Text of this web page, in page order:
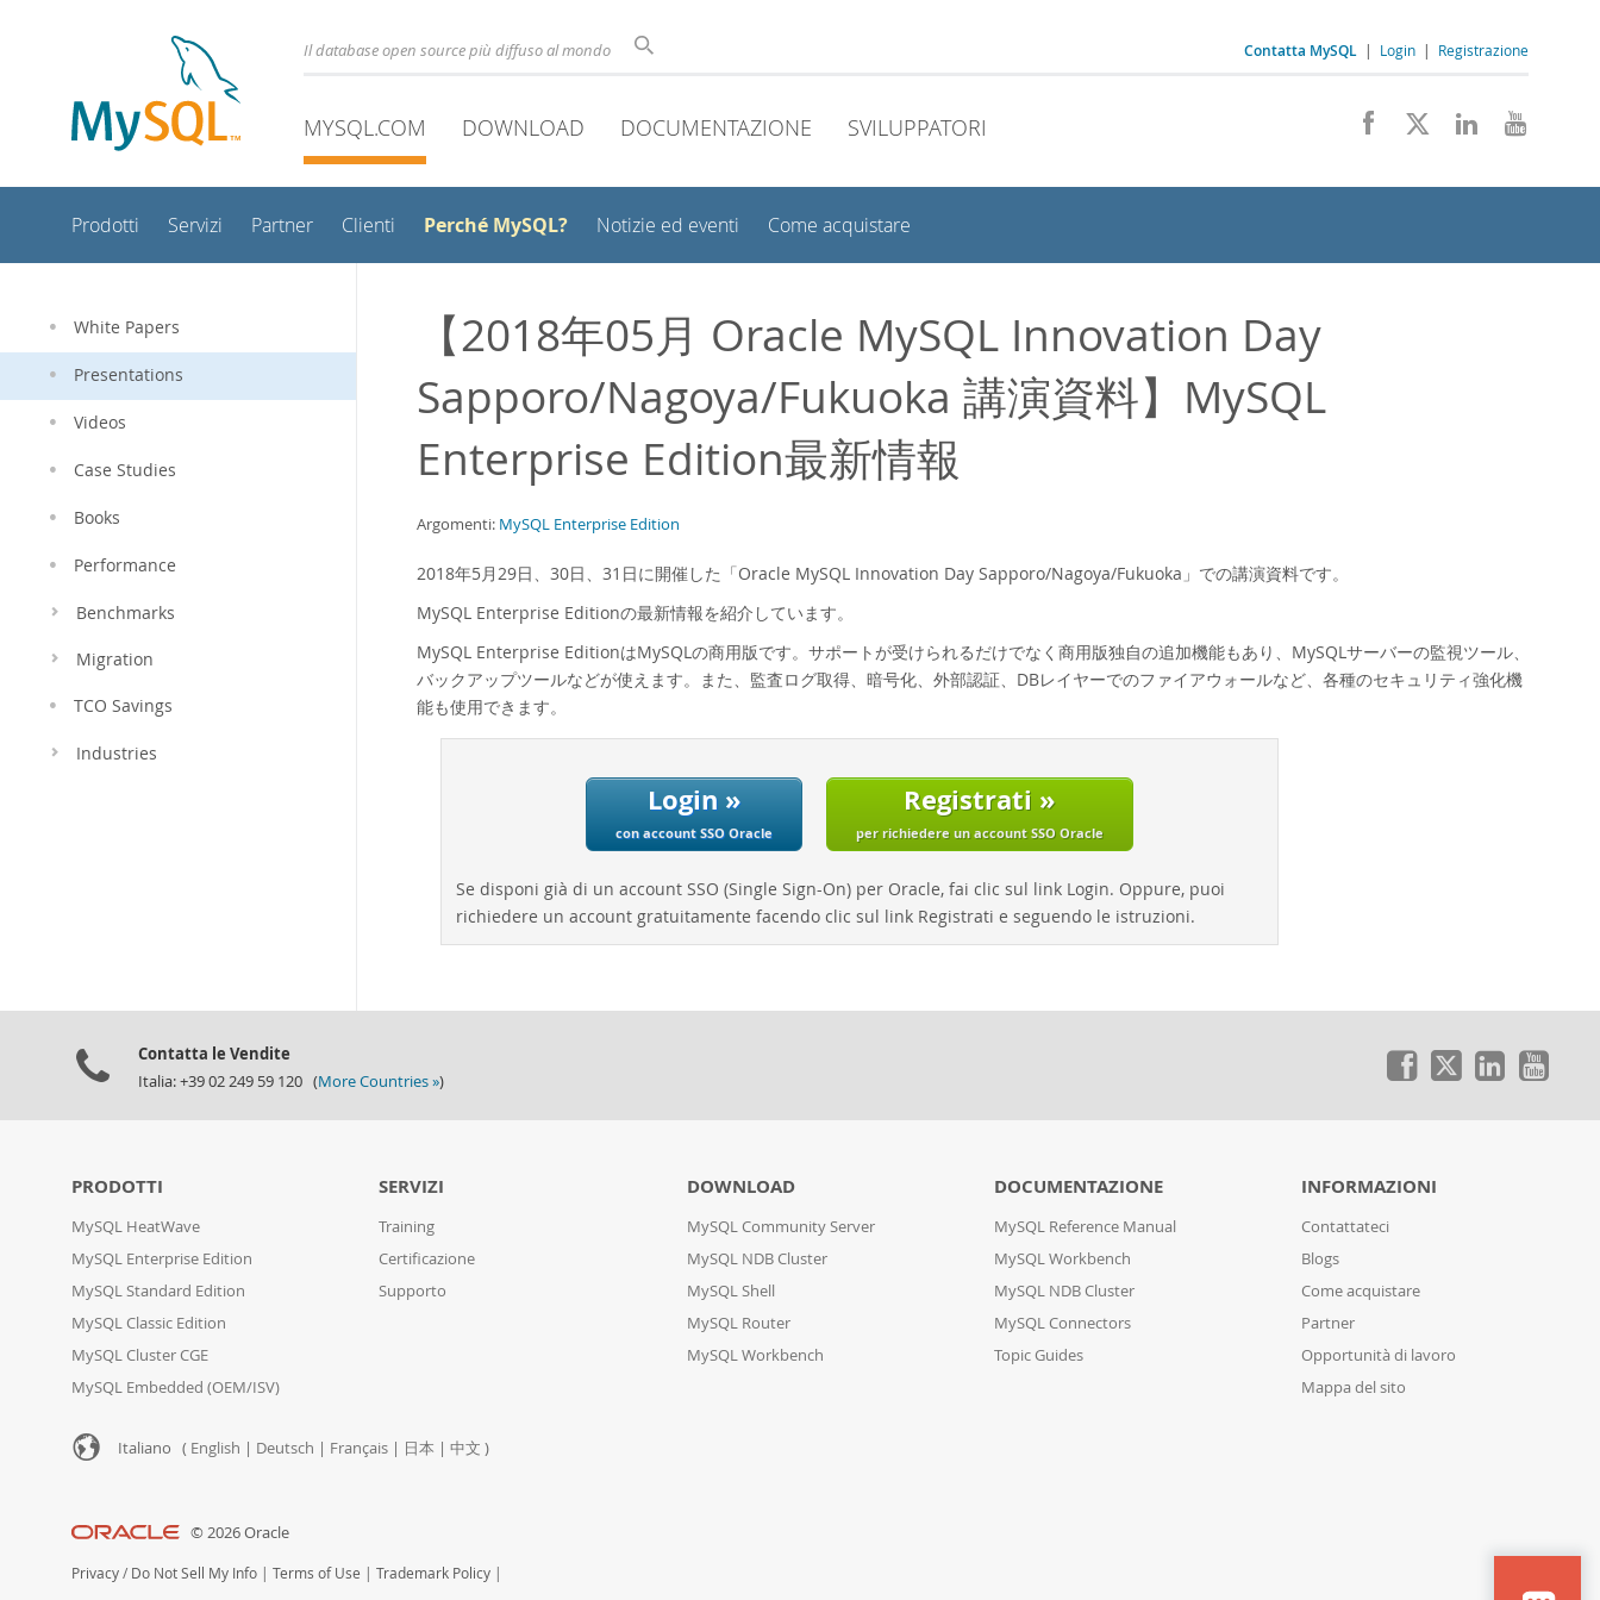
Il database open source più diffuso al mondo Contatta MySQL | Login | Registrazione
MYSQL.COM DOWNLOAD DOCUMENTAZIONE SVILUPPATORI
Prodotti Servizi Partner Clienti Perché MySQL? Notizie ed eventi Come acquistare
White Papers
Presentations
Videos
Case Studies
Books
Performance
Benchmarks
Migration
TCO Savings
Industries
【2018年05月 Oracle MySQL Innovation Day
Sapporo/Nagoya/Fukuoka 講演資料】MySQL
Enterprise Edition最新情報
Argomenti: MySQL Enterprise Edition
2018年5月29日、30日、31日に開催した「Oracle MySQL Innovation Day Sapporo/Nagoya/Fukuoka」での講演資料です。
MySQL Enterprise Editionの最新情報を紹介しています。
MySQL Enterprise EditionはMySQLの商用版です。サポートが受けられるだけでなく商用版独自の追加機能もあり、MySQLサーバーの監視ツール、
バックアップツールなどが使えます。また、監査ログ取得、暗号化、外部認証、DBレイヤーでのファイアウォールなど、各種のセキュリティ強化機
能も使用できます。
Login »
con account SSO Oracle
Registrati »
per richiedere un account SSO Oracle
Se disponi già di un account SSO (Single Sign-On) per Oracle, fai clic sul link Login. Oppure, puoi
richiedere un account gratuitamente facendo clic sul link Registrati e seguendo le istruzioni.
Contatta le Vendite
Italia: +39 02 249 59 120 (More Countries »)
PRODOTTI
MySQL HeatWave
MySQL Enterprise Edition
MySQL Standard Edition
MySQL Classic Edition
MySQL Cluster CGE
MySQL Embedded (OEM/ISV)
SERVIZI
Training
Certificazione
Supporto
DOWNLOAD
MySQL Community Server
MySQL NDB Cluster
MySQL Shell
MySQL Router
MySQL Workbench
DOCUMENTAZIONE
MySQL Reference Manual
MySQL Workbench
MySQL NDB Cluster
MySQL Connectors
Topic Guides
INFORMAZIONI
Contattateci
Blogs
Come acquistare
Partner
Opportunità di lavoro
Mappa del sito
Italiano ( English | Deutsch | Français | 日本 | 中文 )
© 2026 Oracle
Privacy / Do Not Sell My Info | Terms of Use | Trademark Policy |